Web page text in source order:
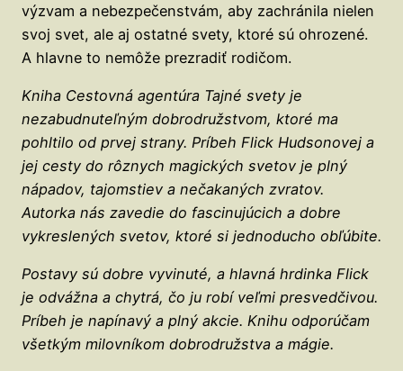
výzvam a nebezpečenstvám, aby zachránila nielen
svoj svet, ale aj ostatné svety, ktoré sú ohrozené.
A hlavne to nemôže prezradiť rodičom.
Kniha Cestovná agentúra Tajné svety je
nezabudnuteľným dobrodružstvom, ktoré ma
pohltilo od prvej strany. Príbeh Flick Hudsonovej a
jej cesty do rôznych magických svetov je plný
nápadov, tajomstiev a nečakaných zvratov.
Autorka nás zavedie do fascinujúcich a dobre
vykreslených svetov, ktoré si jednoducho obľúbite.
Postavy sú dobre vyvinuté, a hlavná hrdinka Flick
je odvážna a chytrá, čo ju robí veľmi presvedčivou.
Príbeh je napínavý a plný akcie. Knihu odporúčam
všetkým milovníkom dobrodružstva a mágie.